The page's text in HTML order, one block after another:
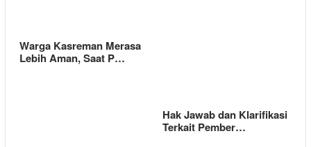
Warga Kasreman Merasa
Lebih Aman, Saat P…
Hak Jawab dan Klarifikasi
Terkait Pember…